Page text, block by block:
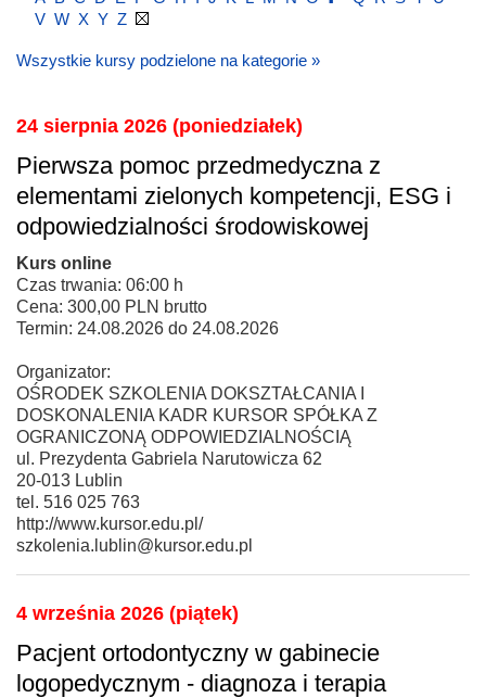
V W X Y Z
Wszystkie kursy podzielone na kategorie »
24 sierpnia 2026 (poniedziałek)
Pierwsza pomoc przedmedyczna z
elementami zielonych kompetencji, ESG i
odpowiedzialności środowiskowej
Kurs online
Czas trwania: 06:00 h
Cena: 300,00 PLN brutto
Termin: 24.08.2026 do 24.08.2026
Organizator:
OŚRODEK SZKOLENIA DOKSZTAŁCANIA I
DOSKONALENIA KADR KURSOR SPÓŁKA Z
OGRANICZONĄ ODPOWIEDZIALNOŚCIĄ
ul. Prezydenta Gabriela Narutowicza 62
20-013 Lublin
tel. 516 025 763
http://www.kursor.edu.pl/
szkolenia.lublin@kursor.edu.pl
4 września 2026 (piątek)
Pacjent ortodontyczny w gabinecie
logopedycznym - diagnoza i terapia